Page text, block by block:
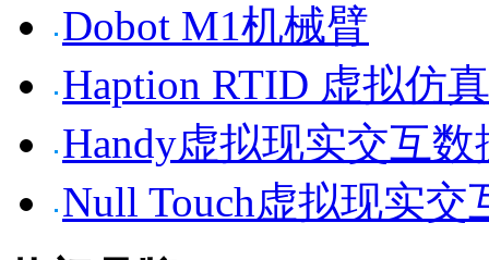
Dobot M1机械臂
Haption RTID 虚拟仿
Handy虚拟现实交互数
Null Touch虚拟现实交